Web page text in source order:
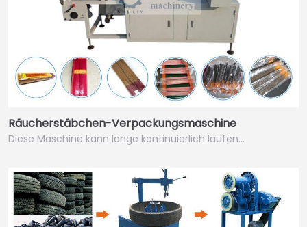
Räucherstäbchen-Verpackungsmaschine
Diese Maschine kann lange kontinuierlich laufen…